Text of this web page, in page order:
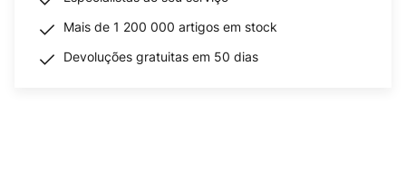
Mais de 1 200 000 artigos em stock
Devoluções gratuitas em 50 dias